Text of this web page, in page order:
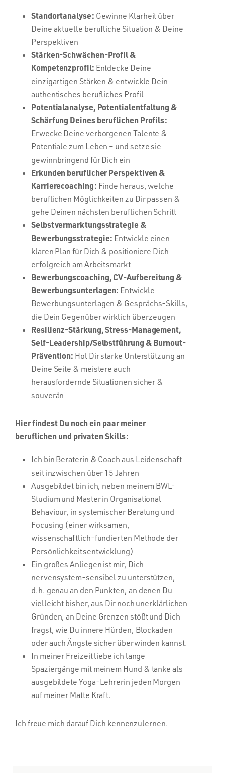
Standortanalyse: Gewinne Klarheit über
Deine aktuelle berufliche Situation & Deine
Perspektiven
Stärken-Schwächen-Profil &
Kompetenzprofil: Entdecke Deine
einzigartigen Stärken & entwickle Dein
authentisches berufliches Profil
Potentialanalyse, Potentialentfaltung &
Schärfung Deines beruflichen Profils:
Erwecke Deine verborgenen Talente &
Potentiale zum Leben – und setze sie
gewinnbringend für Dich ein
Erkunden beruflicher Perspektiven &
Karrierecoaching: Finde heraus, welche
beruflichen Möglichkeiten zu Dir passen &
gehe Deinen nächsten beruflichen Schritt
Selbstvermarktungsstrategie &
Bewerbungsstrategie: Entwickle einen
klaren Plan für Dich & positioniere Dich
erfolgreich am Arbeitsmarkt
Bewerbungscoaching, CV-Aufbereitung &
Bewerbungsunterlagen: Entwickle
Bewerbungsunterlagen & Gesprächs-Skills,
die Dein Gegenüber wirklich überzeugen
Resilienz-Stärkung, Stress-Management,
Self-Leadership/Selbstführung & Burnout-
Prävention: Hol Dir starke Unterstützung an
Deine Seite & meistere auch
herausfordernde Situationen sicher &
souverän
Hier findest Du noch ein paar meiner
beruflichen und privaten Skills:
Ich bin Beraterin & Coach aus Leidenschaft
seit inzwischen über 15 Jahren
Ausgebildet bin ich, neben meinem BWL-
Studium und Master in Organisational
Behaviour, in systemischer Beratung und
Focusing (einer wirksamen,
wissenschaftlich-fundierten Methode der
Persönlichkeitsentwicklung)
Ein großes Anliegen ist mir, Dich
nervensystem-sensibel zu unterstützen,
d.h. genau an den Punkten, an denen Du
vielleicht bisher, aus Dir noch unerklärlichen
Gründen, an Deine Grenzen stößt und Dich
fragst, wie Du innere Hürden, Blockaden
oder auch Ängste sicher überwinden kannst.
In meiner Freizeit liebe ich lange
Spaziergänge mit meinem Hund & tanke als
ausgebildete Yoga-Lehrerin jeden Morgen
auf meiner Matte Kraft.
Ich freue mich darauf Dich kennenzulernen.